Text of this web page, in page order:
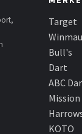
Target
Winmau
Bull's
Dart
ABC
Mission
KOTO